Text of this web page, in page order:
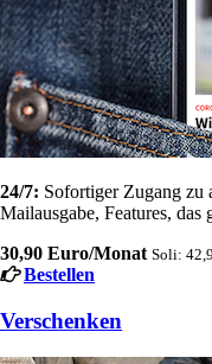
24/7: Sofortiger Zugang
Mailausgabe, Features, das
30,90 Euro/Monat Soli:
Bestellen
Verschenken